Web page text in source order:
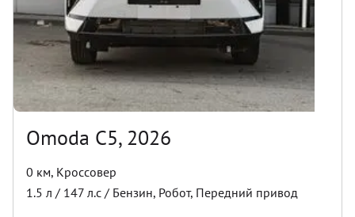
Omoda C5, 2026
0 км, Кроссовер
1.5 л / 147 л.с / Бензин, Робот, Передний привод